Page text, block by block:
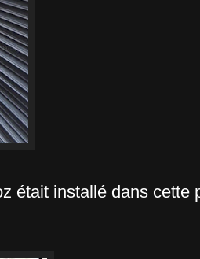
était installé dans cette